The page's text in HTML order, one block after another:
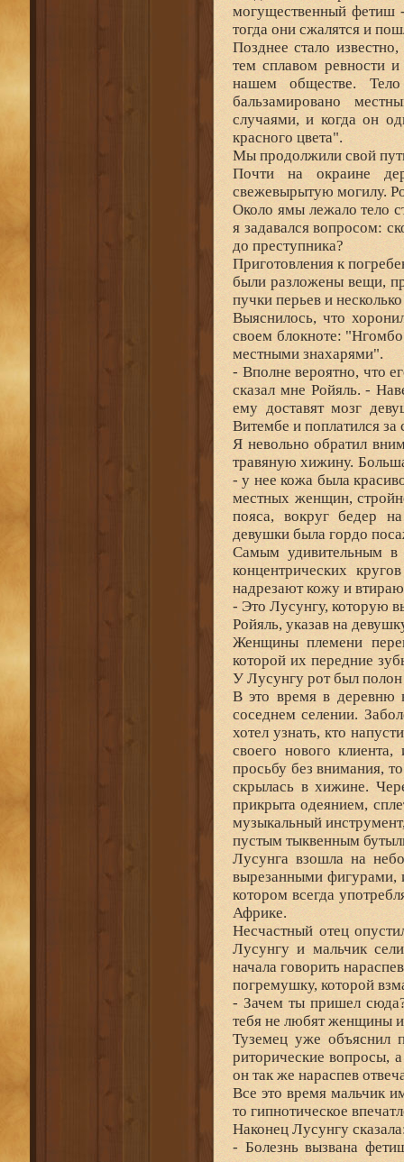
могущественный фетиш
тогда они сжалятся и
Позднее стало
тем сплавом ревности
нашем обществе.
бальзамировано
случаями, и когда он
красного цвета".
Мы продолжили свой
Почти на окраине
свежевырытую могилу.
Около ямы лежало тело
я задавался вопросом:
до преступника?
Приготовления к
были разложены вещи,
пучки перьев и
Выяснилось, что
своем блокноте:
местными знахарями".
- Вполне вероятно, что
сказал мне Ройяль. -
ему доставят мозг
Витембе и поплатился за
Я невольно обратил
травяную хижину.
- у нее кожа была
местных женщин,
пояса, вокруг бедер
девушки была гордо
Самым удивительным в
концентрических
надрезают кожу и
- Это Лусунгу, которую
Ройяль, указав на
Женщины племени
которой их передние
У Лусунгу рот был полон
В это время в деревню
соседнем селении.
хотел узнать, кто
своего нового
просьбу без внимания,
скрылась в хижине.
прикрыта одеянием,
музыкальный
пустым тыквенным
Лусунга взошла на
вырезанными фигурами,
котором всегда
Африке.
Несчастный отец
Лусунгу и мальчик
начала говорить
погремушку, которой
- Зачем ты пришел
тебя не любят женщины
Туземец уже объяснил
риторические вопросы,
он так же нараспев
Все это время мальчик
то гипнотическое
Наконец Лусунгу
- Болезнь вызвана